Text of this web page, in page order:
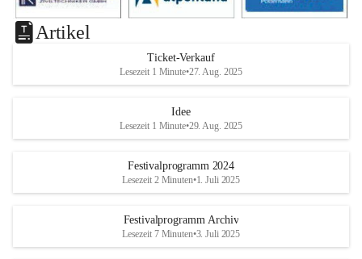
Artikel
Ticket-Verkauf
Lesezeit 1 Minute•27. Aug. 2025
Idee
Lesezeit 1 Minute•29. Aug. 2025
Festivalprogramm 2024
Lesezeit 2 Minuten•1. Juli 2025
Festivalprogramm Archiv
Lesezeit 7 Minuten•3. Juli 2025